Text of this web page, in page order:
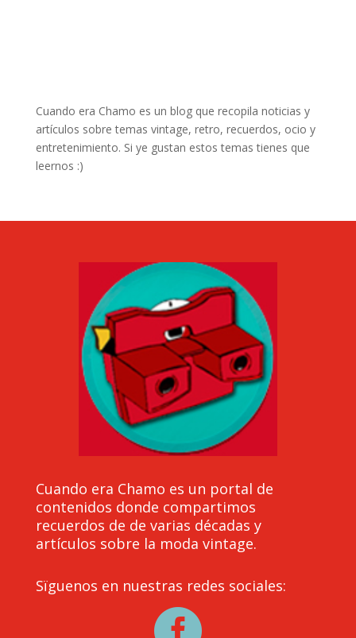
Cuando era Chamo es un blog que recopila noticias y
artículos sobre temas vintage, retro, recuerdos, ocio y
entretenimiento. Si ye gustan estos temas tienes que
leernos :)
Cuando era Chamo es un portal de
contenidos donde compartimos
recuerdos de de varias décadas y
artículos sobre la moda vintage.
Sïguenos en nuestras redes sociales: